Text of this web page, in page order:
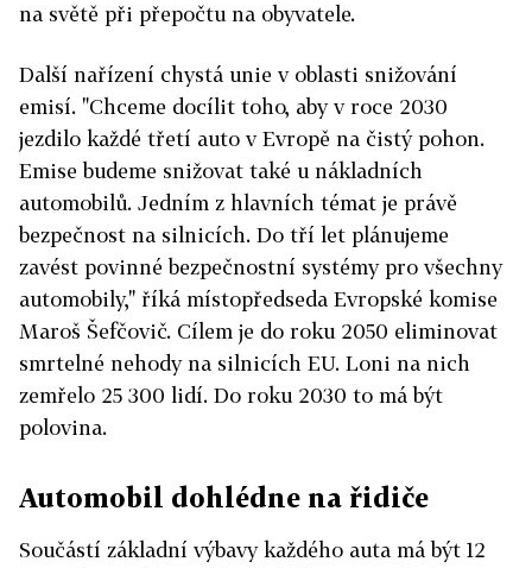
na světě při přepočtu na obyvatele.
Další nařízení chystá unie v oblasti snižování
emisí. "Chceme docílit toho, aby v roce 2030
jezdilo každé třetí auto v Evropě na čistý pohon.
Emise budeme snižovat také u nákladních
automobilů. Jedním z hlavních témat je právě
bezpečnost na silnicích. Do tří let plánujeme
zavést povinné bezpečnostní systémy pro všechny
automobily," říká místopředseda Evropské komise
Maroš Šefčovič. Cílem je do roku 2050 eliminovat
smrtelné nehody na silnicích EU. Loni na nich
zemřelo 25 300 lidí. Do roku 2030 to má být
polovina.
Automobil dohlédne na řidiče
Součástí základní výbavy každého auta má být 12